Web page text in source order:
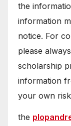
the
information
notice. For
please
scholarship
information
your own
the